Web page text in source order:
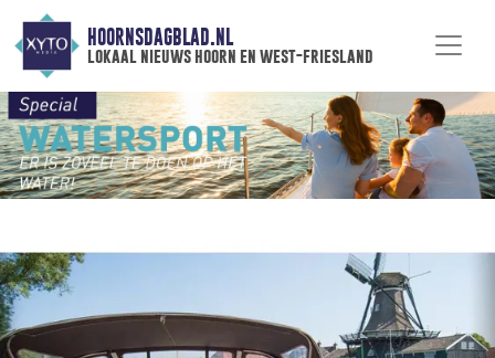
HOORNSDAGBLAD.NL
lokaal nieuws hoorn en west-friesland